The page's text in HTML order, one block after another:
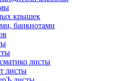
крышек
банкнотами
листы
листы